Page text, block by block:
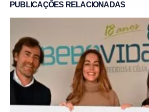
PUBLICAÇÕES RELACIONADAS